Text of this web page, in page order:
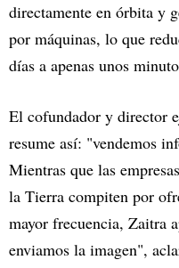
directamente en órbita y
por máquinas, lo que
días a apenas unos
El cofundador y director
resume así: "vendemos
Mientras que las
la Tierra compiten por
mayor frecuencia, Zaitra
enviamos la imagen",